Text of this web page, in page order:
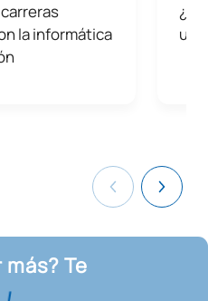
la informática
un
Te